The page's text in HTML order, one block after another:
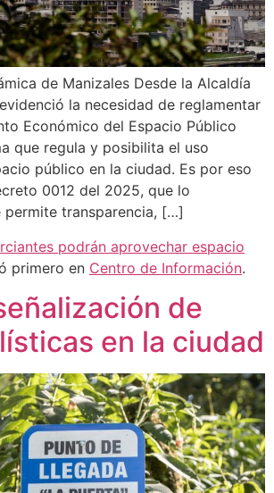
de Manizales Desde la Alcaldía
la necesidad de reglamentar
Económico del Espacio Público
que regula y posibilita el uso
público en la ciudad. Es por eso
0012 del 2025, que lo
permite transparencia, […]
podrán aprovechar espacio
primero en Centro de Información.
de
en la ciudad